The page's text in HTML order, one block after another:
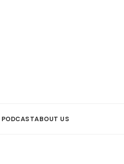
ABOUT US